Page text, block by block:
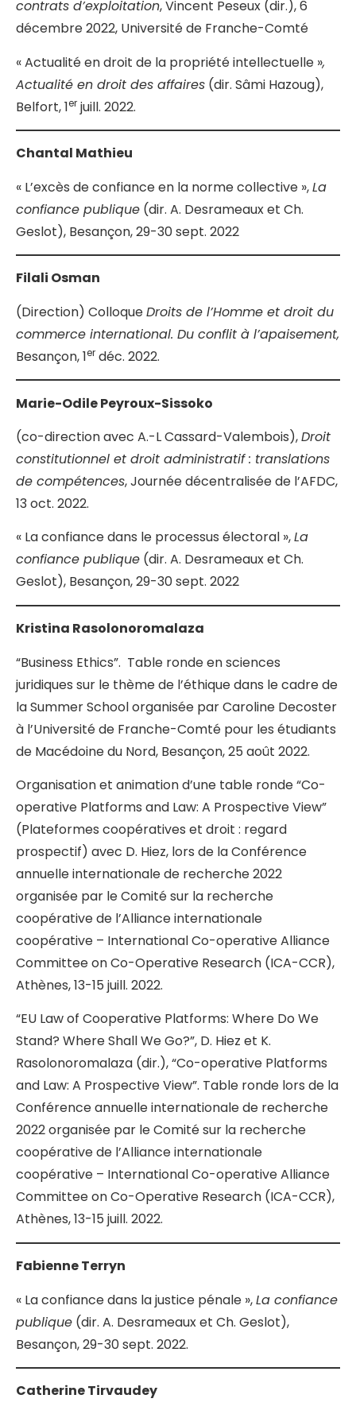
contrats d’exploitation, Vincent Peseux (dir.), 6
décembre 2022, Université de Franche-Comté
« Actualité en droit de la propriété intellectuelle »,
Actualité en droit des affaires (dir. Sâmi Hazoug),
Belfort, 1er juill. 2022.
Chantal Mathieu
« L’excès de confiance en la norme collective »,La
confiance publique (dir. A. Desrameaux et Ch.
Geslot), Besançon, 29-30 sept. 2022
Filali Osman
(Direction) ColloqueDroits de l’Homme et droit du
commerce international. Du conflit à l’apaisement,
Besançon, 1er déc. 2022.
Marie-Odile Peyroux-Sissoko
(co-direction avec A.-L Cassard-Valembois),Droit
constitutionnel et droit administratif : translations
de compétences, Journée décentralisée de l’AFDC,
13 oct. 2022.
« La confiance dans le processus électoral »,La
confiance publique (dir. A. Desrameaux et Ch.
Geslot), Besançon, 29-30 sept. 2022
Kristina Rasolonoromalaza
“Business Ethics”. Table ronde en sciences
juridiques sur le thème de l’éthique dans le cadre de
la Summer School organisée par Caroline Decoster
à l’Université de Franche-Comté pour les étudiants
de Macédoine du Nord, Besançon, 25 août 2022.
Organisation et animation d’une table ronde “Co-
operative Platforms and Law: A Prospective View”
(Plateformes coopératives et droit : regard
prospectif) avec D. Hiez, lors de la Conférence
annuelle internationale de recherche 2022
organisée par le Comité sur la recherche
coopérative de l’Alliance internationale
coopérative – International Co-operative Alliance
Committee on Co-Operative Research (ICA-CCR),
Athènes, 13-15 juill. 2022.
“EU Law of Cooperative Platforms: Where Do We
Stand? Where Shall We Go?”, D. Hiez et K.
Rasolonoromalaza (dir.), “Co-operative Platforms
and Law: A Prospective View”. Table ronde lors de la
Conférence annuelle internationale de recherche
2022 organisée par le Comité sur la recherche
coopérative de l’Alliance internationale
coopérative – International Co-operative Alliance
Committee on Co-Operative Research (ICA-CCR),
Athènes, 13-15 juill. 2022.
Fabienne Terryn
« La confiance dans la justice pénale »,La confiance
publique (dir. A. Desrameaux et Ch. Geslot),
Besançon, 29-30 sept. 2022.
Catherine Tirvaudey